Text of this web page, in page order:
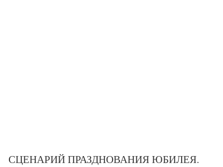
СЦЕНАРИЙ ПРАЗДНОВАНИЯ ЮБИЛЕЯ.